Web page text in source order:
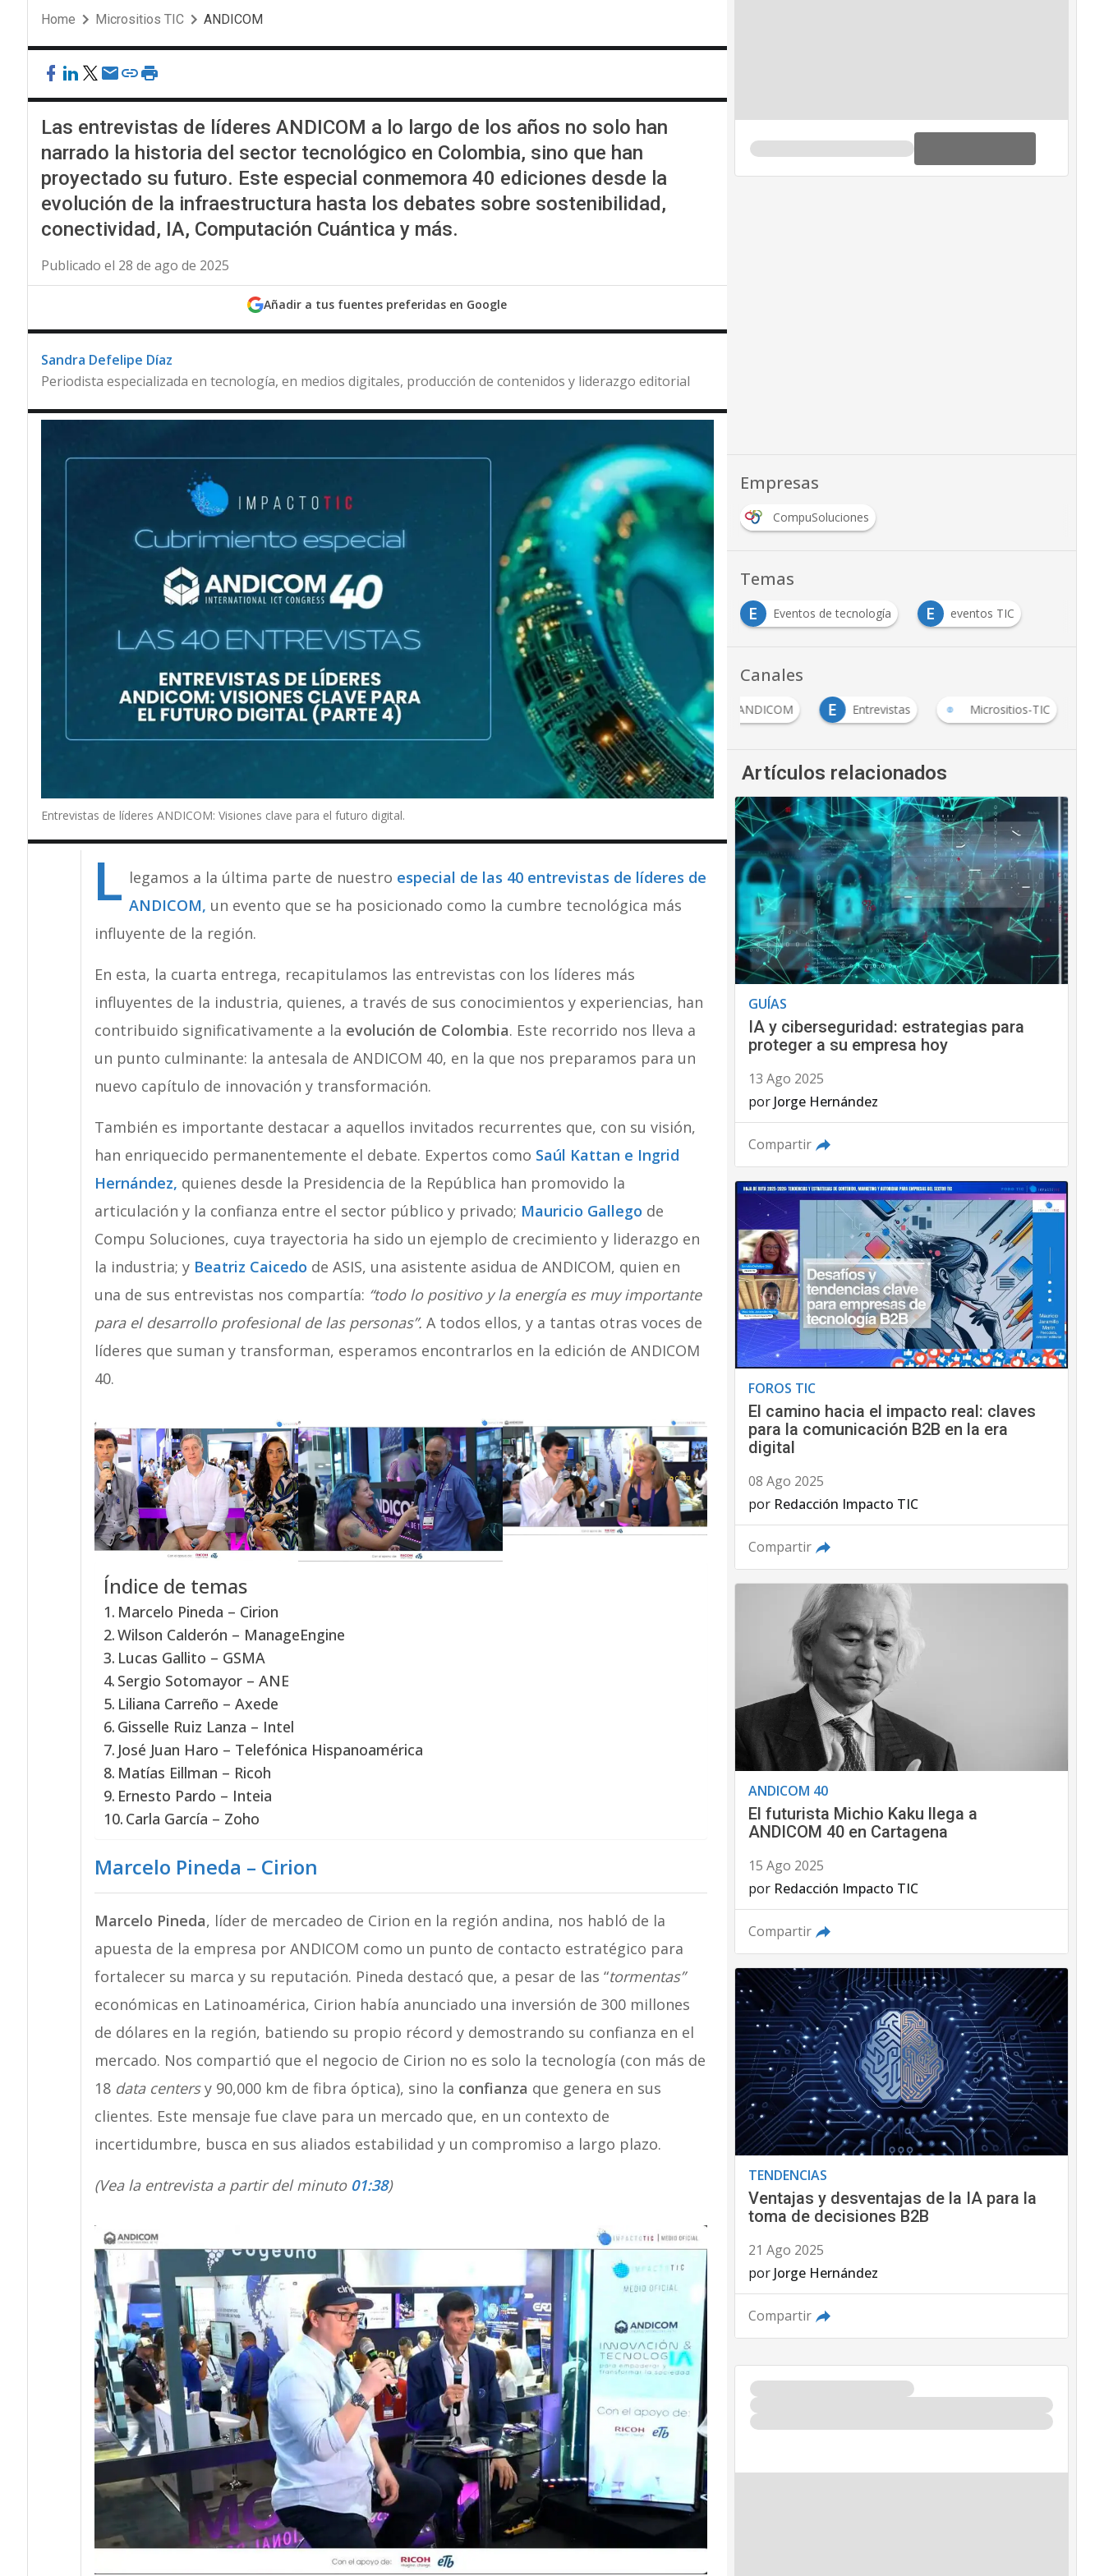
Home Micrositios TIC ANDICOM
Las entrevistas de líderes ANDICOM a lo largo de los años no solo han
narrado la historia del sector tecnológico en Colombia, sino que han
proyectado su futuro. Este especial conmemora 40 ediciones desde la
evolución de la infraestructura hasta los debates sobre sostenibilidad,
conectividad, IA, Computación Cuántica y más.
Publicado el 28 de ago de 2025
Añadir a tus fuentes preferidas en Google
Sandra Defelipe Díaz
Periodista especializada en tecnología, en medios digitales, producción de contenidos y liderazgo editorial
Entrevistas de líderes ANDICOM: Visiones clave para el futuro digital.
L legamos a la última parte de nuestro especial de las 40 entrevistas de líderes de
ANDICOM, un evento que se ha posicionado como la cumbre tecnológica más
influyente de la región.
En esta, la cuarta entrega, recapitulamos las entrevistas con los líderes más
influyentes de la industria, quienes, a través de sus conocimientos y experiencias, han
contribuido significativamente a la evolución de Colombia. Este recorrido nos lleva a
un punto culminante: la antesala de ANDICOM 40, en la que nos preparamos para un
nuevo capítulo de innovación y transformación.
También es importante destacar a aquellos invitados recurrentes que, con su visión,
han enriquecido permanentemente el debate. Expertos como Saúl Kattan e Ingrid
Hernández, quienes desde la Presidencia de la República han promovido la
articulación y la confianza entre el sector público y privado; Mauricio Gallego de
Compu Soluciones, cuya trayectoria ha sido un ejemplo de crecimiento y liderazgo en
la industria; y Beatriz Caicedo de ASIS, una asistente asidua de ANDICOM, quien en
una de sus entrevistas nos compartía: “todo lo positivo y la energía es muy importante
para el desarrollo profesional de las personas”. A todos ellos, y a tantas otras voces de
líderes que suman y transforman, esperamos encontrarlos en la edición de ANDICOM
40.
Índice de temas
Marcelo Pineda – Cirion
Wilson Calderón – ManageEngine
Lucas Gallito – GSMA
Sergio Sotomayor – ANE
Liliana Carreño – Axede
Gisselle Ruiz Lanza – Intel
José Juan Haro – Telefónica Hispanoamérica
Matías Eillman – Ricoh
Ernesto Pardo – Inteia
Carla García – Zoho
Marcelo Pineda – Cirion
Marcelo Pineda, líder de mercadeo de Cirion en la región andina, nos habló de la
apuesta de la empresa por ANDICOM como un punto de contacto estratégico para
fortalecer su marca y su reputación. Pineda destacó que, a pesar de las “tormentas”
económicas en Latinoamérica, Cirion había anunciado una inversión de 300 millones
de dólares en la región, batiendo su propio récord y demostrando su confianza en el
mercado. Nos compartió que el negocio de Cirion no es solo la tecnología (con más de
18 data centersy 90,000 km de fibra óptica), sino la confianza que genera en sus
clientes. Este mensaje fue clave para un mercado que, en un contexto de
incertidumbre, busca en sus aliados estabilidad y un compromiso a largo plazo.
(Vea la entrevista a partir del minuto 01:38)
Empresas
CompuSoluciones
Temas
E
Eventos de tecnología E eventos TIC
Canales
ANDICOM E Entrevistas Micrositios-TIC
Artículos relacionados
GUÍAS
IA y ciberseguridad: estrategias para
proteger a su empresa hoy
13 Ago 2025
por Jorge Hernández
Compartir
FOROS TIC
El camino hacia el impacto real: claves
para la comunicación B2B en la era
digital
08 Ago 2025
por Redacción Impacto TIC
Compartir
ANDICOM 40
El futurista Michio Kaku llega a
ANDICOM 40 en Cartagena
15 Ago 2025
por Redacción Impacto TIC
Compartir
TENDENCIAS
Ventajas y desventajas de la IA para la
toma de decisiones B2B
21 Ago 2025
por Jorge Hernández
Compartir